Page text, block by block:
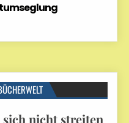
sich nicht streiten